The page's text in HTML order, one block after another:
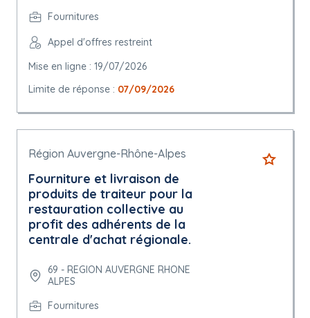
Fournitures
Appel d'offres restreint
Mise en ligne : 19/07/2026
Limite de réponse : 07/09/2026
Région Auvergne-Rhône-Alpes
Fourniture et livraison de
produits de traiteur pour la
restauration collective au
profit des adhérents de la
centrale d'achat régionale.
69 - REGION AUVERGNE RHONE
ALPES
Fournitures